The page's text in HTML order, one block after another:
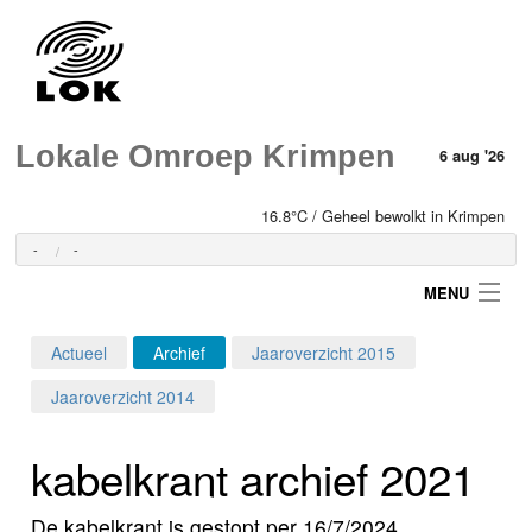
Lokale Omroep Krimpen 6 aug '26
16.8°C / Geheel bewolkt in Krimpen
- -
MENU
Programma's
Actueel Archief
Jaaroverzicht 2015
Jaaroverzicht 2014
kabelkrant archief 2021